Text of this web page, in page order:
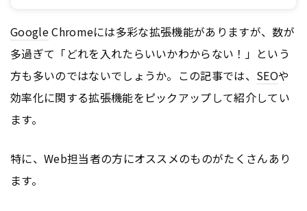
GoogleChromeには多彩な拡張機能がありますが、数が
多過ぎて「どれを入れたらいいかわからない！」という
方も多いのではないでしょうか。この記事では、 SEOや
効率化に関する拡張機能をピックアップして紹介してい
ます。
特に、Web担当者の方にオススメのものがたくさんあり
ます。